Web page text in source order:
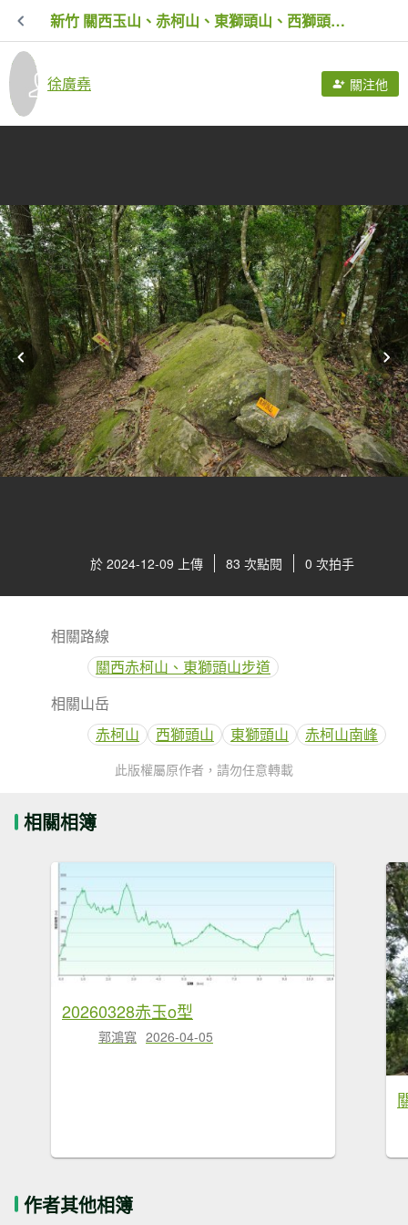
新竹 關西玉山、赤柯山、東獅頭山、西獅頭山、馬福山
徐廣堯 關注他
於 2024-12-09 上傳 83 次點閱 0 次拍手
相關路線
關西赤柯山、東獅頭山步道
相關山岳
赤柯山
西獅頭山 東獅頭山 赤柯山南峰
此版權屬原作者，請勿任意轉載
相關相簿
20260328赤玉o型
郭鴻寬 2026-04-05
作者其他相簿